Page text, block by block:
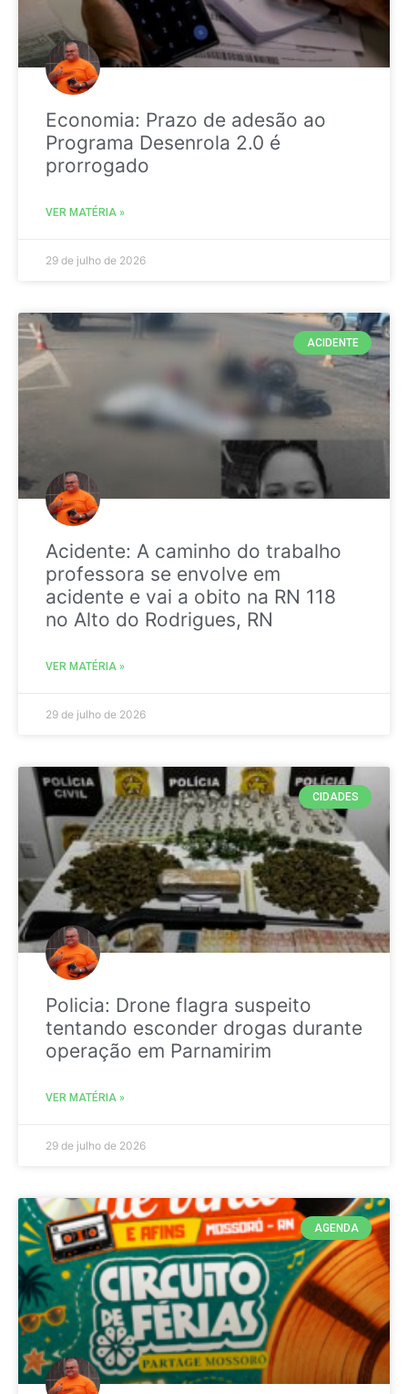
Economia: Prazo de adesão ao
Programa Desenrola 2.0 é
prorrogado
VER MATÉRIA »
29 de julho de 2026
ACIDENTE
Acidente: A caminho do trabalho
professora se envolve em
acidente e vai a obito na RN 118
no Alto do Rodrigues, RN
VER MATÉRIA »
29 de julho de 2026
CIDADES
Policia: Drone flagra suspeito
tentando esconder drogas durante
operação em Parnamirim
VER MATÉRIA »
29 de julho de 2026
AGENDA